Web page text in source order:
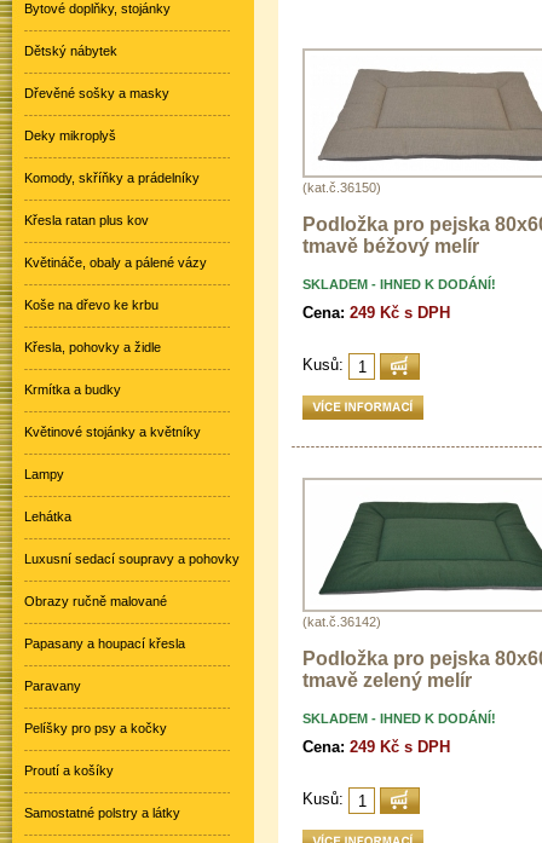
(kat.č.36150)
Podložka pro pejska
tmavě béžový melír
SKLADEM - IHNED K DODÁNÍ!
Cena: 249 Kč s DPH
Kusů:
(kat.č.36142)
Podložka pro pejska
tmavě zelený melír
SKLADEM - IHNED K DODÁNÍ!
Cena: 249 Kč s DPH
Kusů:
Bytové doplňky, stojánky
Dětský nábytek
Dřevěné sošky a masky
Deky mikroplyš
Komody, skříňky a prádelníky
Křesla ratan plus kov
Květináče, obaly a pálené vázy
Koše na dřevo ke krbu
Křesla, pohovky a židle
Krmítka a budky
Květinové stojánky a květníky
Lampy
Lehátka
Luxusní sedací soupravy a pohovky
Obrazy ručně malované
Papasany a houpací křesla
Paravany
Pelíšky pro psy a kočky
Proutí a košíky
Samostatné polstry a látky